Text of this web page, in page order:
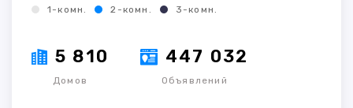
1-комн. 2-комн. 3-комн.
5 810
Домов
447 032
Объявлений